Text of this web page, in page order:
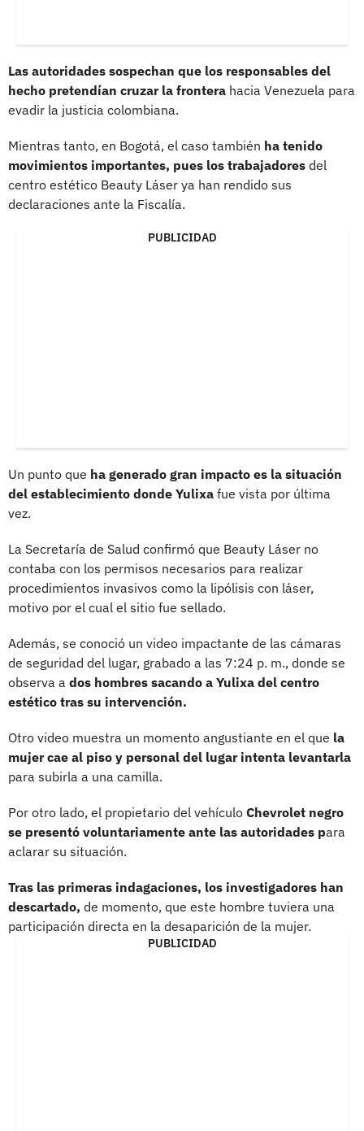
Las autoridades sospechan que los responsables del
hecho pretendían cruzar la frontera hacia Venezuela para
evadir la justicia colombiana.
Mientras tanto, en Bogotá, el caso también ha tenido
movimientos importantes, pues los trabajadores del
centro estético Beauty Láser ya han rendido sus
declaraciones ante la Fiscalía.
PUBLICIDAD
Un punto que ha generado gran impacto es la situación
del establecimiento donde Yulixa fue vista por última
vez.
La Secretaría de Salud confirmó que Beauty Láser no
contaba con los permisos necesarios para realizar
procedimientos invasivos como la lipólisis con láser,
motivo por el cual el sitio fue sellado.
Además, se conoció un video impactante de las cámaras
de seguridad del lugar, grabado a las 7:24 p. m., donde se
observa a dos hombres sacando a Yulixa del centro
estético tras su intervención.
Otro video muestra un momento angustiante en el que la
mujer cae al piso y personal del lugar intenta levantarla
para subirla a una camilla.
Por otro lado, el propietario del vehículo Chevrolet negro
se presentó voluntariamente ante las autoridades para
aclarar su situación.
Tras las primeras indagaciones, los investigadores han
descartado, de momento, que este hombre tuviera una
participación directa en la desaparición de la mujer.
PUBLICIDAD